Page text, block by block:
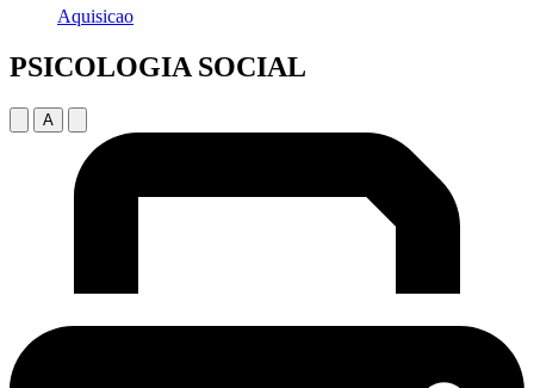
Aquisicao
PSICOLOGIA SOCIAL
A